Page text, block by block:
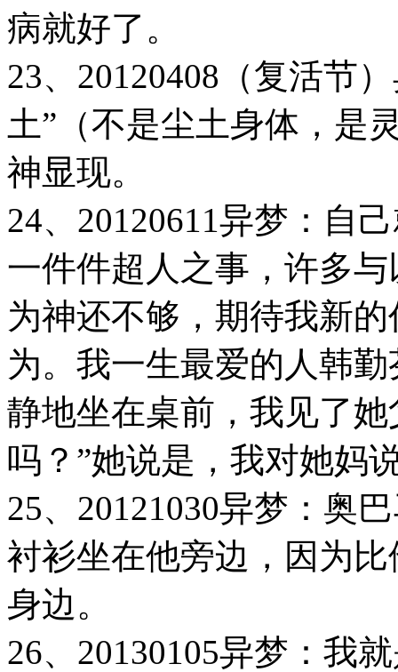
病就好了。
23、20120408（复活节
土”（不是尘土身体，是
神显现。
24、20120611异梦：自
一件件超人之事，许多
为神还不够，期待我新
为。我一生最爱的人韩
静地坐在桌前，我见了
吗？”她说是，我对她妈
25、20121030异梦：奥
衬衫坐在他旁边，因为
身边。
26、20130105异梦：我